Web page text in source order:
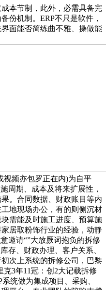
本节制，此外，必需具备完
份机制。ERP不只是软件，
面能否简练曲不雅、操做能
视频亦包罗正在内)为自平
周期、成本及将来扩展性，
。合同数据、财政账目等内
地现场办公，有的则侧沉材
需能及时施工进度、预算施
居取粉饰行业的经验，动静
邀请“”大放厥词抱负的拆修
存、财政办理、客户关系、
次上系统的拆修公司，巴黎
克3年11冠：创2大记载拆修
统做为集成项目、采购、